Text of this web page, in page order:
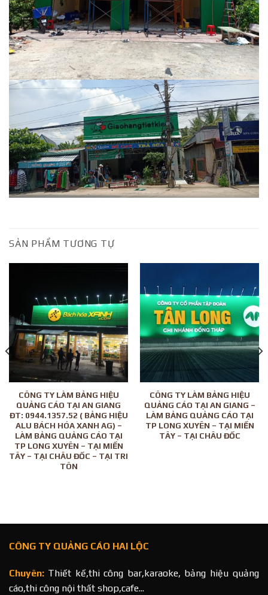
SẢN PHẨM TƯƠNG TỰ
CÔNG TY LÀM BẢNG HIỆU
QUẢNG CÁO TẠI AN GIANG
ĐT: 0944.1357.52 ( BẢNG HIỆU
ALU BÁCH HÓA XANH AG) –
LÀM BẢNG QUẢNG CÁO TẠI
TP LONG XUYÊN – TẠI MIỀN
TÂY – TẠI CHÂU ĐỐC – TẠI TRI
TÔN
CÔNG TY LÀM BẢNG HIỆU
QUẢNG CÁO TẠI AN GIANG –
LÀM BẢNG QUẢNG CÁO TẠI
TP LONG XUYÊN – TẠI MIỀN
TÂY – TẠI CHÂU ĐỐC
CÔNG TY QUẢNG CÁO HAI LỘC
Chuyên: Thiết kế,thi công bar,karaoke, bảng hiệu quảng
cáo,thi công nội thất shop,cafe...